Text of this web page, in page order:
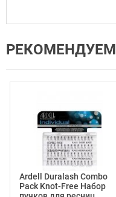
РЕКОМЕНДУЕМ
Ardell Duralash Combo
Pack Knot-Free Набор